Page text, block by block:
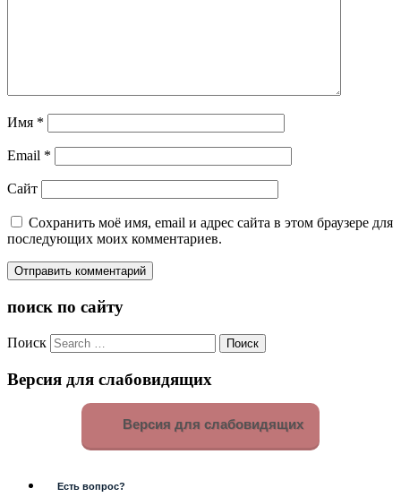
Имя *
Email *
Сайт
Сохранить моё имя, email и адрес сайта в этом браузере для
последующих моих комментариев.
поиск по сайту
Поиск
Версия для слабовидящих
Версия для слабовидящих
Есть вопрос?